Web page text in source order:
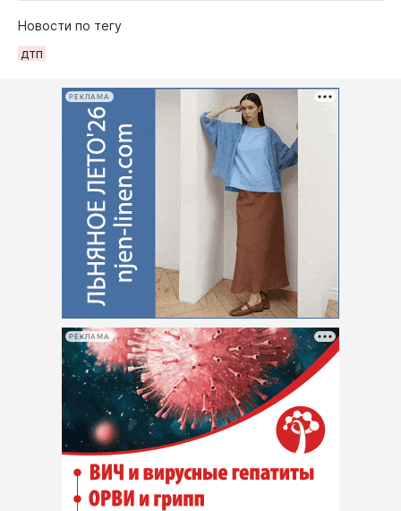
Новости по тегу
дтп
РЕКЛАМА
РЕКЛАМА